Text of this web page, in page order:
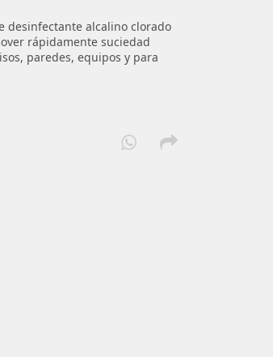
desinfectante alcalino clorado
rápidamente suciedad
paredes, equipos y para